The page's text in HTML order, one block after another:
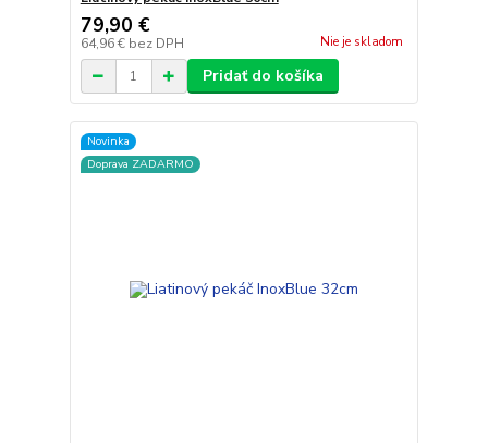
79,90 €
64,96 € bez DPH Nie je skladom
Pridať do košíka
Novinka
Doprava ZADARMO